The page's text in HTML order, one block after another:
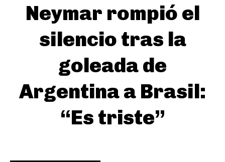
Neymar rompió el
silencio tras la
goleada de
Argentina a Brasil:
“Es triste”